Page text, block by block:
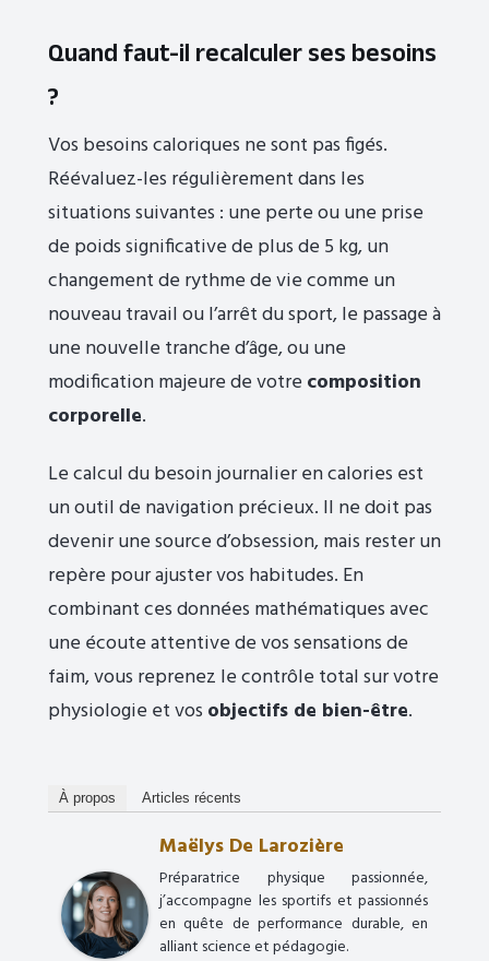
Quand faut-il recalculer ses besoins
?
Vos besoins caloriques ne sont pas figés.
Réévaluez-les régulièrement dans les
situations suivantes : une perte ou une prise
de poids significative de plus de 5 kg, un
changement de rythme de vie comme un
nouveau travail ou l’arrêt du sport, le passage à
une nouvelle tranche d’âge, ou une
modification majeure de votre composition
corporelle.
Le calcul du besoin journalier en calories est
un outil de navigation précieux. Il ne doit pas
devenir une source d’obsession, mais rester un
repère pour ajuster vos habitudes. En
combinant ces données mathématiques avec
une écoute attentive de vos sensations de
faim, vous reprenez le contrôle total sur votre
physiologie et vos objectifs de bien-être.
À propos Articles récents
Maëlys De Larozière
Préparatrice physique passionnée,
j’accompagne les sportifs et passionnés
en quête de performance durable, en
alliant science et pédagogie.